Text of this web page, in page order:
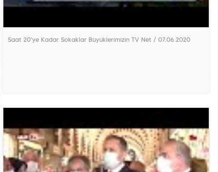
Saat 20'ye Kadar Sokaklar Büyüklerimizin TV Net / 07.06.2020